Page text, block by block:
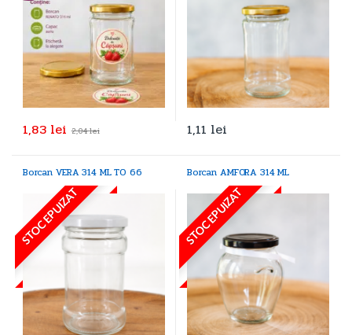
1,83 lei 2,04lei 1,11 lei
Borcan VERA 314 ML TO 66
STOC EPUIZAT
Borcan AMFORA 314 ML
STOC EPUIZAT